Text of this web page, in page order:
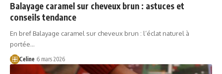
Balayage caramel sur cheveux brun : astuces et
conseils tendance
En bref Balayage caramel sur cheveux brun : l’éclat naturel à
portée…
Celine 6 mars 2026